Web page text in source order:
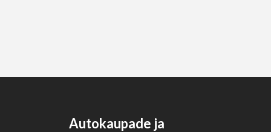
Autokaupade ja